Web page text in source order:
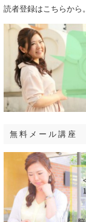
読者登録はこちらから。
無料メール講座